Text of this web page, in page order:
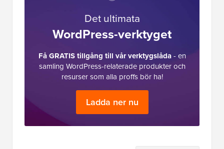
Det ultimata
WordPress-verktyget
Få GRATIS tillgång till vår verktygslåda- en
samling WordPress-relaterade produkter och
resurser som alla proffs bör ha!
Ladda ner nu